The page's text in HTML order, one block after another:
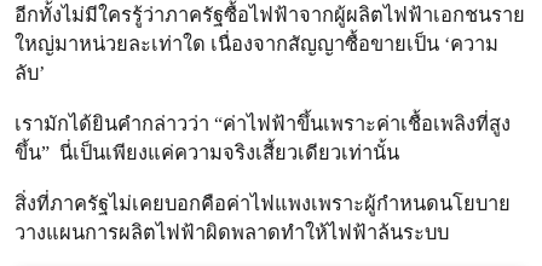
อีกทั้งไม่มีใครรู้ว่าภาครัฐซื้อไฟฟ้าจากผู้ผลิตไฟฟ้าเอกชนราย
ใหญ่มาหน่วยละเท่าใด เนื่องจากสัญญาซื้อขายเป็น ‘ความ
ลับ’
เรามักได้ยินคำกล่าวว่า “ค่าไฟฟ้าขึ้นเพราะค่าเชื้อเพลิงที่สูง
ขึ้น” นี่เป็นเพียงแค่ความจริงเสี้ยวเดียวเท่านั้น
สิ่งที่ภาครัฐไม่เคยบอกคือค่าไฟแพงเพราะผู้กำหนดนโยบาย
วางแผนการผลิตไฟฟ้าผิดพลาดทำให้ไฟฟ้าล้นระบบ